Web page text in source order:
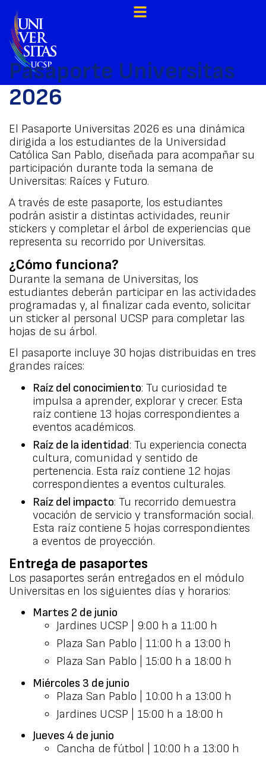
Pasaporte Universitas
2026
El Pasaporte Universitas 2026 es una dinámica
dirigida a los estudiantes de la Universidad
Católica San Pablo, diseñada para acompañar su
participación durante toda la semana de
Universitas: Raíces y Futuro.
A través de este pasaporte, los estudiantes
podrán asistir a distintas actividades, reunir
stickers y completar el árbol de experiencias que
representa su recorrido por Universitas.
¿Cómo funciona?
Durante la semana de Universitas, los
estudiantes deberán participar en las actividades
programadas y, al finalizar cada evento, solicitar
un sticker al personal UCSP para completar las
hojas de su árbol.
El pasaporte incluye 30 hojas distribuidas en tres
grandes raíces:
Raíz del conocimiento: Tu curiosidad te
impulsa a aprender, explorar y crecer. Esta
raíz contiene 13 hojas correspondientes a
eventos académicos.
Raíz de la identidad: Tu experiencia conecta
cultura, comunidad y sentido de
pertenencia. Esta raíz contiene 12 hojas
correspondientes a eventos culturales.
Raíz del impacto: Tu recorrido demuestra
vocación de servicio y transformación social.
Esta raíz contiene 5 hojas correspondientes
a eventos de proyección.
Entrega de pasaportes
Los pasaportes serán entregados en el módulo
Universitas en los siguientes días y horarios:
Martes 2 de junio
Jardines UCSP | 9:00 h a 11:00 h
Plaza San Pablo | 11:00 h a 13:00 h
Plaza San Pablo | 15:00 h a 18:00 h
Miércoles 3 de junio
Plaza San Pablo | 10:00 h a 13:00 h
Jardines UCSP | 15:00 h a 18:00 h
Jueves 4 de junio
Cancha de fútbol | 10:00 h a 13:00 h